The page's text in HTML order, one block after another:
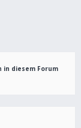
in diesem Forum